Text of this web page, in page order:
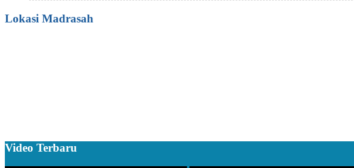
Lokasi Madrasah
Video Terbaru